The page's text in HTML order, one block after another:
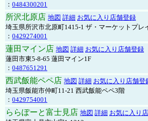
： 0484300201
所沢北原店 地図 詳細 お気に入り店舗登録
埼玉県所沢市北原町1415-1 ザ・マーケットプレ
： 0429274001
蓮田マイン店 地図 詳細 お気に入り店舗登録
蓮田市東5-8-65 蓮田マイン1F
： 0487651291
西武飯能ペペ店 地図 詳細 お気に入り店舗登
埼玉県飯能市仲町11-21 西武飯能ペペ3階
： 0429754001
ららぽーと富士見店 地図 詳細 お気に入り